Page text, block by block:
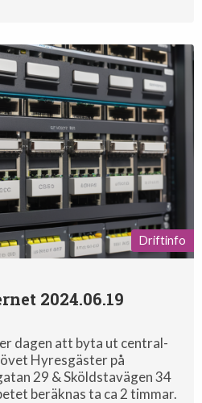
Driftinfo
2024.06.19
dagen att byta ut central-
Hyresgäster på
29 & Sköldstavägen 34
beräknas ta ca 2 timmar.